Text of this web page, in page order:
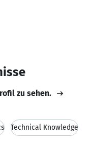
zu sehen.
Technical Knowledge